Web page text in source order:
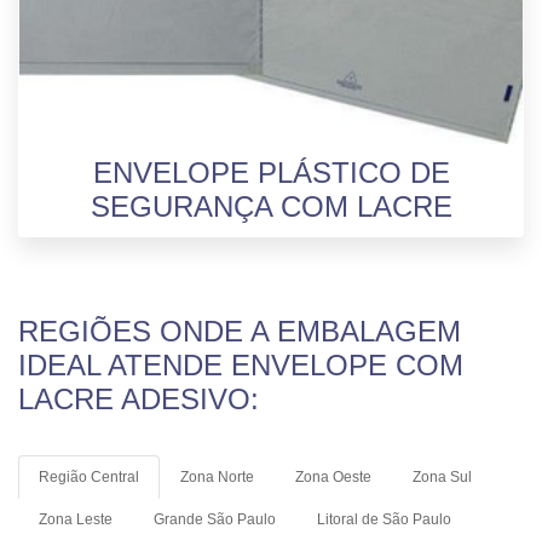
ENVELOPE PLÁSTICO DE
SEGURANÇA COM LACRE
REGIÕES ONDE A EMBALAGEM
IDEAL ATENDE ENVELOPE COM
LACRE ADESIVO:
Região Central Zona Norte Zona Oeste Zona Sul
Zona Leste Grande São Paulo Litoral de São Paulo